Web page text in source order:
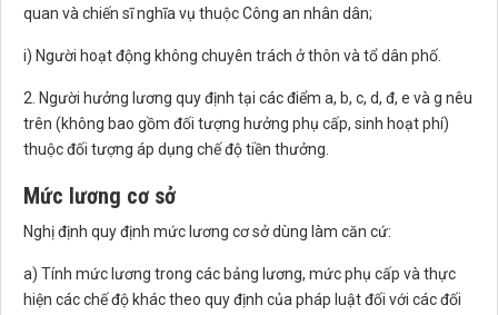
quan và chiến sĩ nghĩa vụ thuộc Công an nhân dân;
i) Người hoạt động không chuyên trách ở thôn và tổ dân phố.
2. Người hưởng lương quy định tại các điểm a, b, c, d, đ, e và g nêu
trên (không bao gồm đối tượng hưởng phụ cấp, sinh hoạt phí)
thuộc đối tượng áp dụng chế độ tiền thưởng.
Mức lương cơ sở
Nghị định quy định mức lương cơ sở dùng làm căn cứ:
a) Tính mức lương trong các bảng lương, mức phụ cấp và thực
hiện các chế độ khác theo quy định của pháp luật đối với các đối